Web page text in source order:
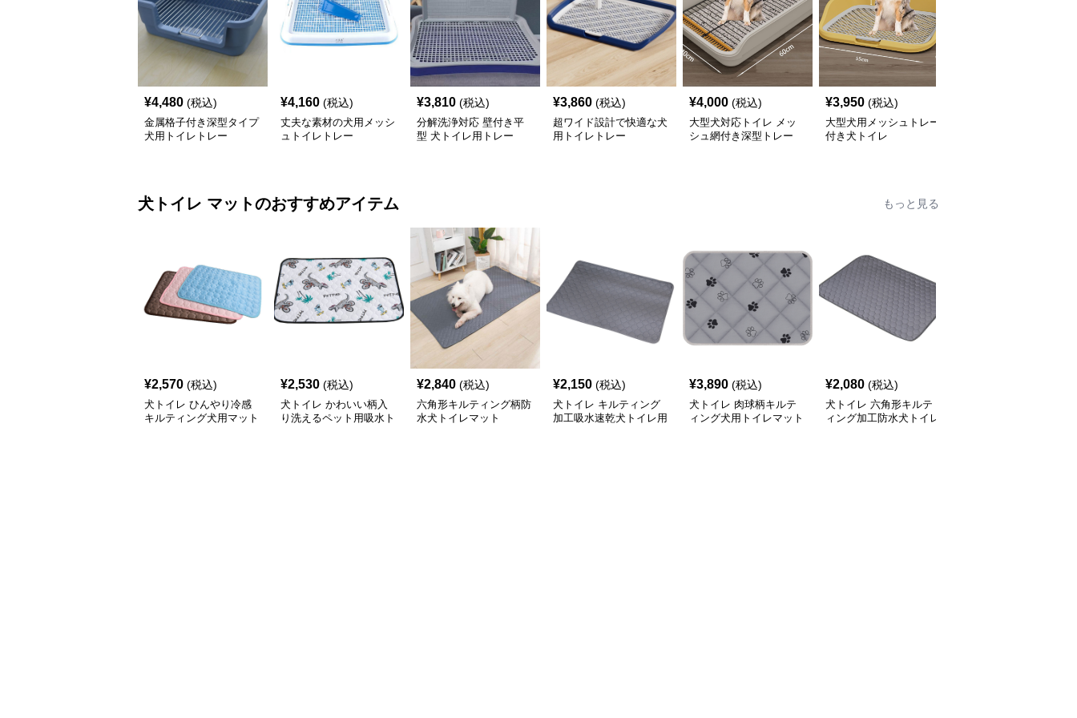
¥4,480 (税込)
金属格子付き深型タイプ
犬用トイレトレー
¥4,160 (税込)
丈夫な素材の犬用メッシ
ュトイレトレー
¥3,810 (税込)
分解洗浄対応 壁付き平
型 犬トイレ用トレー
¥3,860 (税込)
超ワイド設計で快適な犬
用トイレトレー
¥4,000 (税込)
大型犬対応トイレ メッ
シュ網付き深型トレー
¥3,950 (税込)
大型犬用メッシュトレー
付き犬トイレ
犬トイレ マットのおすすめアイテム もっと見る
¥2,570 (税込)
犬トイレ ひんやり冷感
キルティング犬用マット
¥2,530 (税込)
犬トイレ かわいい柄入
り洗えるペット用吸水ト
¥2,840 (税込)
六角形キルティング柄防
水犬トイレマット
¥2,150 (税込)
犬トイレ キルティング
加工吸水速乾犬トイレ用
¥3,890 (税込)
犬トイレ 肉球柄キルテ
ィング犬用トイレマット
¥2,080 (税込)
犬トイレ 六角形キルテ
ィング加工防水犬トイレ